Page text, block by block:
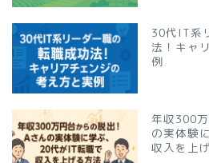
30代IT系
法！キャ
例
年収300
の実体験
収入を上